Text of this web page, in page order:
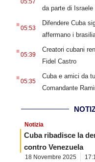
05:57
da parte di Israele
.05:53
Difendere Cuba
affermano i
.05:39
Creatori cubani
Fidel Castro
.05:35
Cuba e amici da
Comandante
Notizia
Cuba ribadisce la
contro Venezuela
18 Novembre 2025